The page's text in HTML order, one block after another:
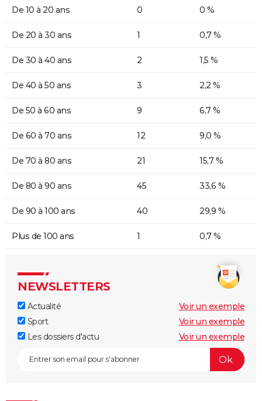
De 10 à 20 ans 0 0 %
De 20 à 30 ans 1 0,7 %
De 30 à 40 ans 2 1,5 %
De 40 à 50 ans 3 2,2 %
De 50 à 60 ans 9 6,7 %
De 60 à 70 ans 12 9,0 %
De 70 à 80 ans 21 15,7 %
De 80 à 90 ans 45 33,6 %
De 90 à 100 ans 40 29,9 %
Plus de 100 ans 1 0,7 %
NEWSLETTERS
Actualité
Voir un exemple
Sport
Voir un exemple
Les dossiers d'actu
Voir un exemple